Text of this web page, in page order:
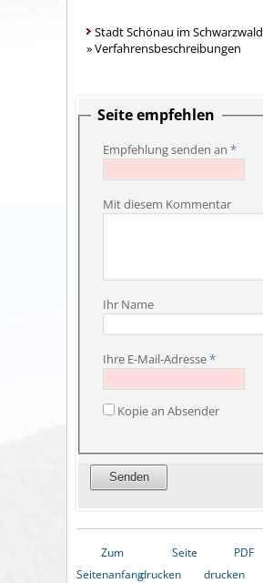
Stadt Schönau im Schwarzwald
»Verfahrensbeschreibungen
Seite empfehlen
Empfehlung senden an *
Mit diesem Kommentar
Ihr Name
Ihre E-Mail-Adresse*
Kopie an Absender
Zum
Seitenanfang
Seite
drucken
PDF
drucken